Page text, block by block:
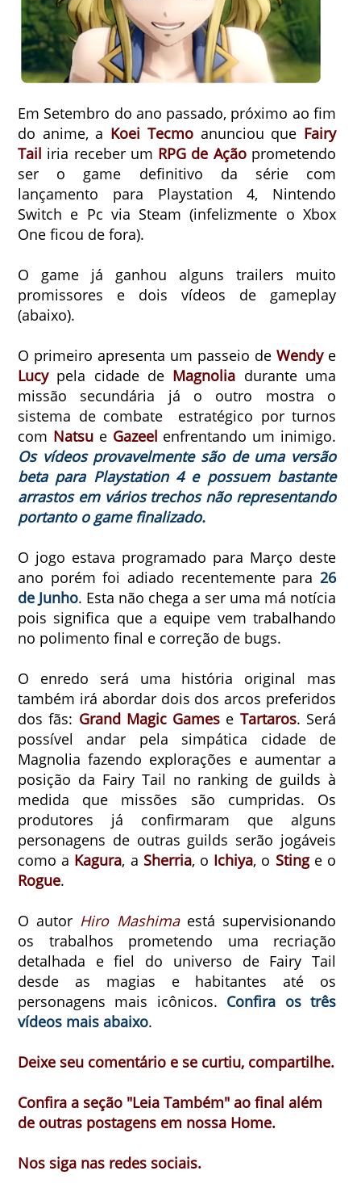
Em Setembro do ano passado, próximo ao fim
do anime, a Koei Tecmoanunciou que Fairy
Tail iria receber um RPG de Açãoprometendo
ser o game definitivo da série com
lançamento para Playstation 4, Nintendo
Switch e Pc via Steam (infelizmente o Xbox
One ficou de fora).
O game já ganhou alguns trailers muito
promissores e dois vídeos de gameplay
(abaixo).
O primeiro apresenta um passeio deWendye
Lucypela cidade de Magnolia durante uma
missão secundária já o outro mostra o
sistema de combate estratégico por turnos
com Natsue Gazeel enfrentando um inimigo.
Os vídeos provavelmente são de uma versão
beta para Playstation 4 e possuem bastante
arrastos em vários trechos não representando
portanto o game finalizado.
O jogo estava programado para Março deste
ano porém foi adiado recentemente para26
de Junho. Esta não chega a ser uma má notícia
pois significa que a equipe vem trabalhando
no polimento final e correção de bugs.
O enredo será uma história original mas
também irá abordar dois dos arcos preferidos
dos fãs: Grand Magic Games e Tartaros. Será
possível andar pela simpática cidade de
Magnolia fazendo explorações e aumentar a
posição da Fairy Tail no ranking de guilds à
medida que missões são cumpridas. Os
produtores já confirmaram que alguns
personagens de outras guilds serão jogáveis
como a Kagura, a Sherria, o Ichiya, o Stinge o
Rogue.
O autor Hiro Mashimaestá supervisionando
os trabalhos prometendo uma recriação
detalhada e fiel do universo de Fairy Tail
desde as magias e habitantes até os
personagens mais icônicos. Confira os três
vídeos mais abaixo.
Deixe seu comentário e se curtiu, compartilhe.
Confira a seção "Leia Também" ao final além
de outras postagens em nossa Home.
Nos siga nas redes sociais.